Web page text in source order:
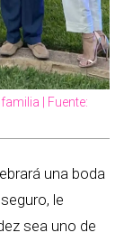
| Fuente:
una boda
le
sea uno de